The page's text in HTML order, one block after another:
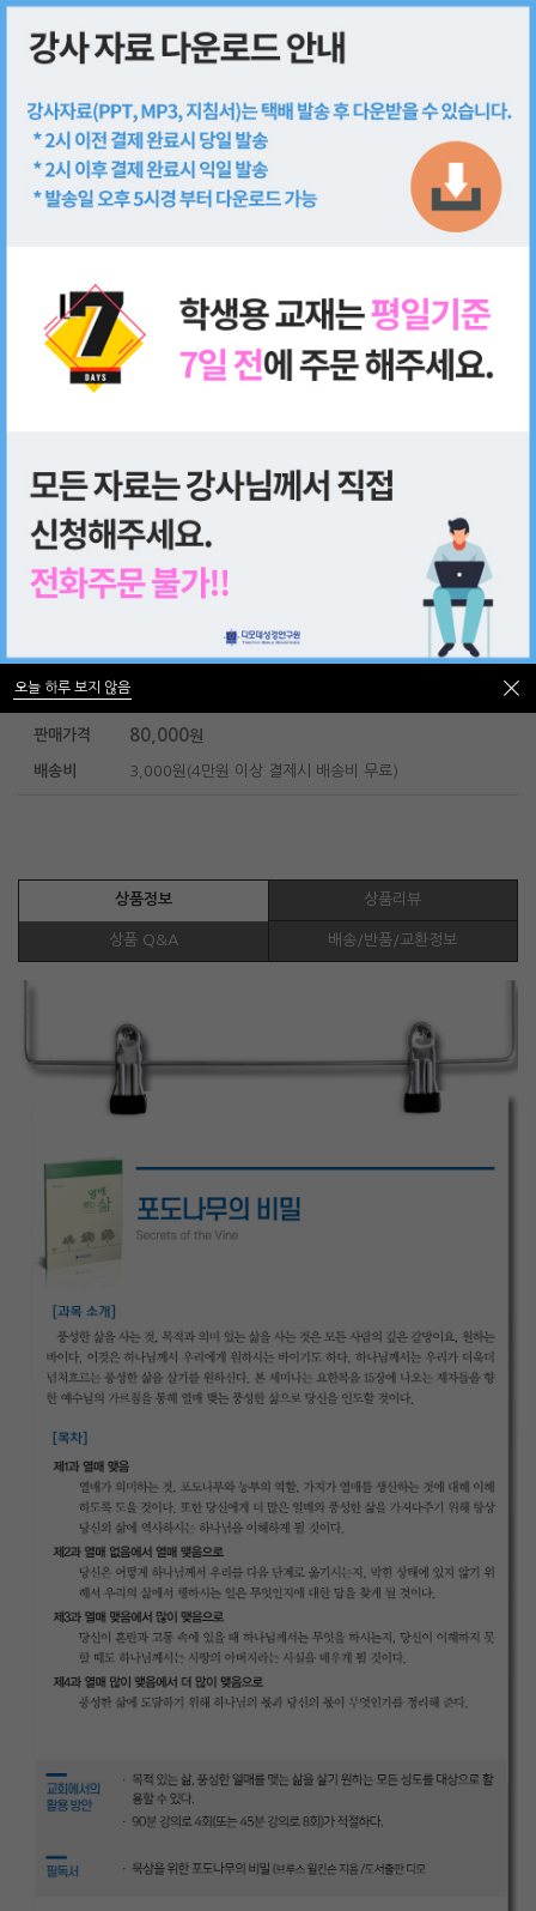
쇼핑몰
[강사패키지] 열매 맺는 삶: 포도나무의 비밀 <개정판>
① 강사패키지 : 학생용 교재 1권, 다운로드자료(인도자 지침서, 강의음성
파일, 강의PPT파일)
② 학생용 교재
판매가격 80,000원
배송비 3,000원(4만원 이상 결제시 배송비 무료)
상품정보 상품리뷰
상품 Q&A 배송/반품/교환정보
오늘 하루 보지 않음
오늘 하루 보지 않음